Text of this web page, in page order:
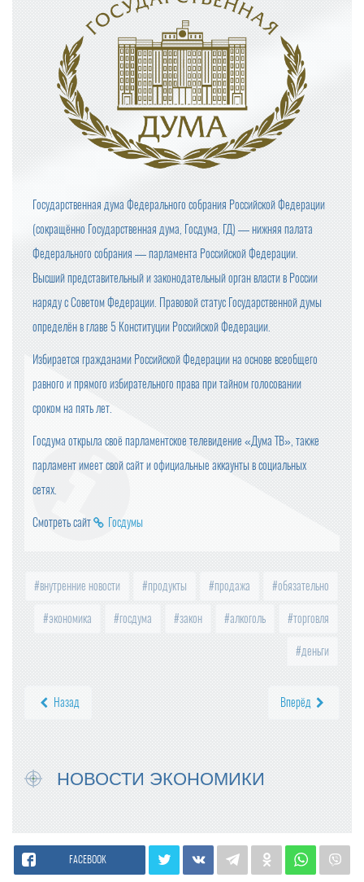
Государственная дума Федерального собрания Российской Федерации
(сокращённо Государственная дума, Госдума, ГД) — нижняя палата
Федерального собрания — парламента Российской Федерации.
Высший представительный и законодательный орган власти в России
наряду с Советом Федерации. Правовой статус Государственной думы
определён в главе 5 Конституции Российской Федерации.
Избирается гражданами Российской Федерации на основе всеобщего
равного и прямого избирательного права при тайном голосовании
сроком на пять лет.
Госдума открыла своё парламентское телевидение «Дума ТВ», также
парламент имеет свой сайт и официальные аккаунты в социальных
сетях.
Смотреть сайт Госдумы
внутренние новости продукты продажа обязательно
экономика госдума закон алкоголь торговля
деньги
Назад Вперёд
НОВОСТИ ЭКОНОМИКИ
FACEBOOK